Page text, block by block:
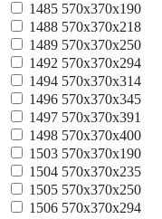
1485 570x370x190
1488 570x370x218
1489 570x370x250
1492 570x370x294
1494 570x370x314
1496 570x370x345
1497 570x370x391
1498 570x370x400
1503 570х370х190
1504 570х370х235
1505 570х370х250
1506 570х370х294